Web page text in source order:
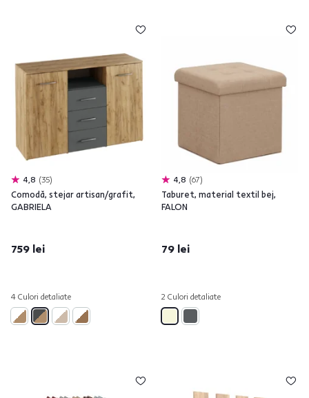
4,8 35
Comodă, stejar artisan/grafit,
GABRIELA
759 lei
4 Culori detaliate
4,8 67
Taburet, material textil bej,
FALON
79 lei
2 Culori detaliate